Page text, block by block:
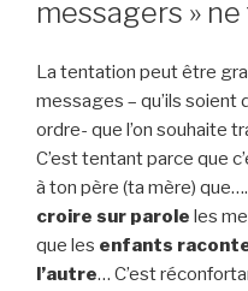
messagers »
La tentation peut être
messages – qu’ils soient
ordre- que l’on souhaite
C’est tentant parce que
à ton père (ta mère)
croire sur parole les
que les enfants
l’autre… C’est